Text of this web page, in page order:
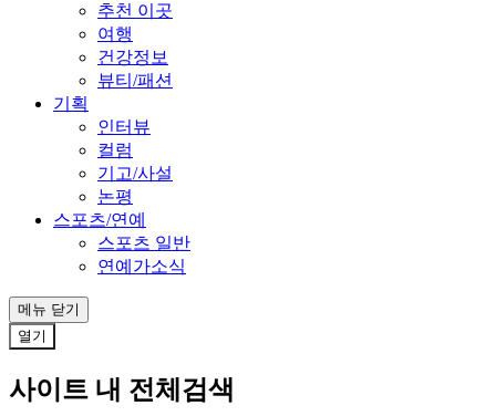
추천 이곳
여행
건강정보
뷰티/패션
기획
인터뷰
컬럼
기고/사설
논평
스포츠/연예
스포츠 일반
연예가소식
메뉴 닫기
열기
사이트 내 전체검색